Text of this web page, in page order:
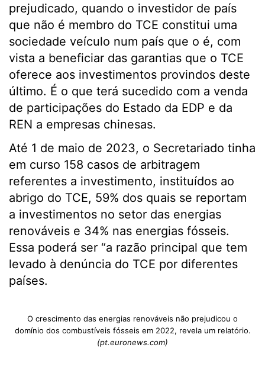
prejudicado, quando o investidor de país
que não é membro do TCE constitui uma
sociedade veículo num país que o é, com
vista a beneficiar das garantias que o TCE
oferece aos investimentos provindos deste
último. É o que terá sucedido com a venda
de participações do Estado da EDP e da
REN a empresas chinesas.
Até 1 de maio de 2023, o Secretariado tinha
em curso 158 casos de arbitragem
referentes a investimento, instituídos ao
abrigo do TCE, 59% dos quais se reportam
a investimentos no setor das energias
renováveis e 34% nas energias fósseis.
Essa poderá ser “a razão principal que tem
levado à denúncia do TCE por diferentes
países.
O crescimento das energias renováveis não prejudicou o
domínio dos combustíveis fósseis em 2022, revela um relatório.
(pt.euronews.com)